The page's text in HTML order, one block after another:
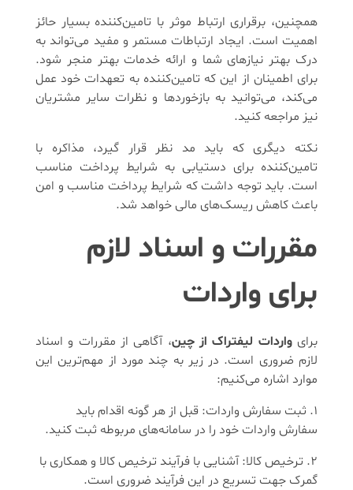
همچنین، برقراری ارتباط موثر با تامین‌کننده بسیار حائز
اهمیت است. ایجاد ارتباطات مستمر و مفید می‌تواند به
درک بهتر نیازهای شما و ارائه خدمات بهتر منجر شود.
برای اطمینان از این که تامین‌کننده به تعهدات خود عمل
می‌کند، می‌توانید به بازخوردها و نظرات سایر مشتریان
نیز مراجعه کنید.
نکته دیگری که باید مد نظر قرار گیرد، مذاکره با
تامین‌کننده برای دستیابی به شرایط پرداخت مناسب
است. باید توجه داشت که شرایط پرداخت مناسب و امن
باعث کاهش ریسک‌های مالی خواهد شد.
مقررات و اسناد لازم
برای واردات
برایواردات لیفتراک از چین، آگاهی از مقررات و اسناد
لازم ضروری است. در زیر به چند مورد از مهم‌ترین این
موارد اشاره می‌کنیم:
ثبت سفارش واردات: قبل از هر گونه اقدام باید
سفارش واردات خود را در سامانه‌های مربوطه ثبت کنید.
ترخیص کالا: آشنایی با فرآیند ترخیص کالا و همکاری با
گمرک جهت تسریع در این فرآیند ضروری است.